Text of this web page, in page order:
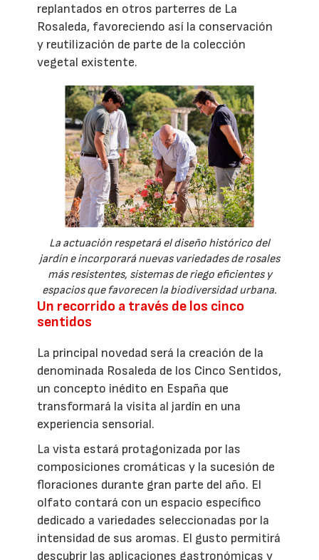
replantados en otros parterres de La
Rosaleda, favoreciendo así la conservación
y reutilización de parte de la colección
vegetal existente.
La actuación respetará el diseño histórico del
jardín e incorporará nuevas variedades de rosales
más resistentes, sistemas de riego eficientes y
espacios que favorecen la biodiversidad urbana.
Un recorrido a través de los cinco
sentidos
La principal novedad será la creación de la
denominada Rosaleda de los Cinco Sentidos,
un concepto inédito en España que
transformará la visita al jardín en una
experiencia sensorial.
La vista estará protagonizada por las
composiciones cromáticas y la sucesión de
floraciones durante gran parte del año. El
olfato contará con un espacio específico
dedicado a variedades seleccionadas por la
intensidad de sus aromas. El gusto permitirá
descubrir las aplicaciones gastronómicas y